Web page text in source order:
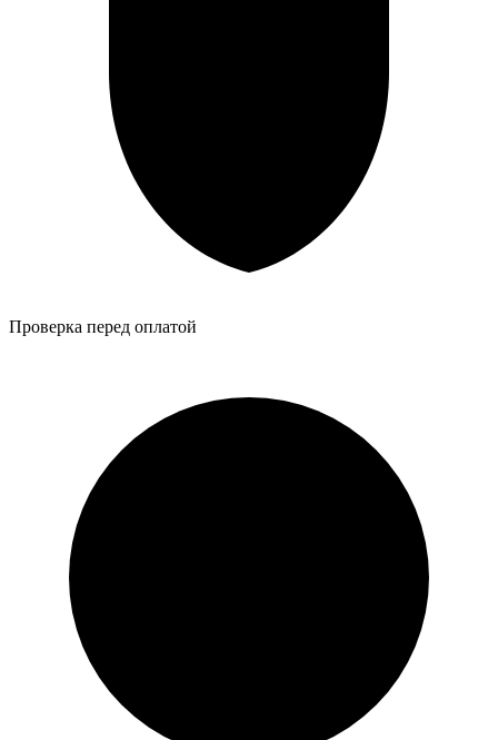
Проверка перед оплатой